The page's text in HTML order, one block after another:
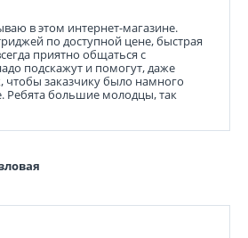
в этом интернет-магазине.
по доступной цене, быстрая
приятно общаться с
подскажут и помогут, даже
чтобы заказчику было намного
Ребята большие молодцы, так